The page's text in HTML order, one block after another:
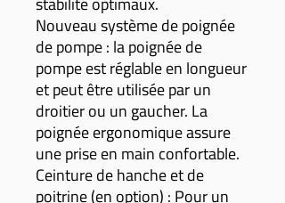
Nouveau système de poignée
de pompe : la poignée de
pompe est réglable en longueur
et peut être utilisée par un
droitier ou un gaucher. La
poignée ergonomique assure
une prise en main confortable.
Ceinture de hanche et de
poitrine (en option) : Pour un